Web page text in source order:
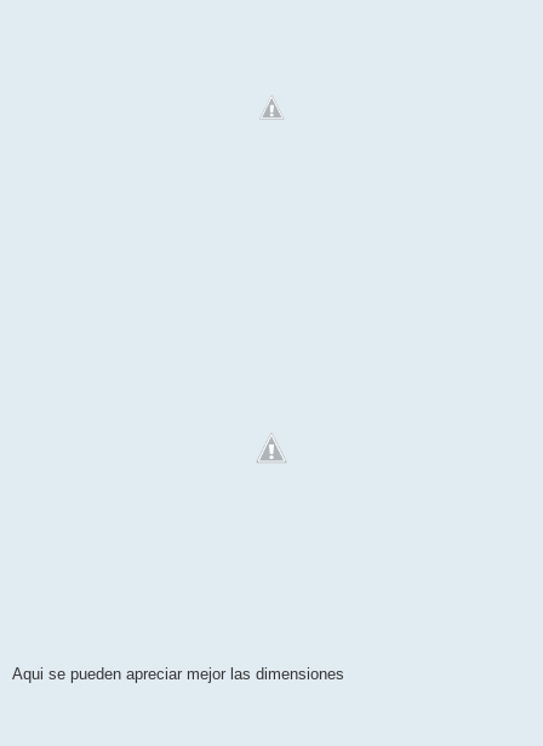
Aqui se pueden apreciar mejor las dimensiones